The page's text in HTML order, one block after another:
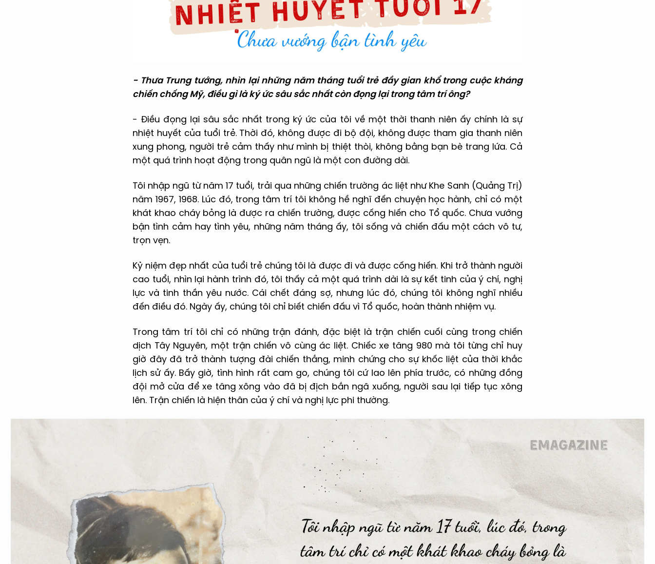
- Thưa Trungtướng, nhìn lại những năm tháng tuổi trẻ đầy gian khổ trong cuộc kháng
chiến chống Mỹ, điều gì là ký ức sâu sắc nhất còn đọng lại trong tâm trí ông?
- Điều đọng lại sâu sắc nhất trong ký ức của tôi về một thời thanh niên ấy chính là sự
nhiệt huyết của tuổi trẻ. Thời đó, không được đi bộ đội, không được tham gia thanh niên
xung phong, người trẻ cảm thấy như mình bị thiệt thòi, không bằng bạn bè trang lứa. Cả
một quá trình hoạt động trong quân ngũ là một con đường dài.
Tôi nhập ngũ từ năm 17 tuổi, trải qua những chiến trường ác liệt như Khe Sanh (Quảng Trị)
năm 1967, 1968. Lúc đó, trong tâm trí tôi không hề nghĩ đến chuyện học hành, chỉ có một
khát khao cháy bỏng là được ra chiến trường, được cống hiến cho Tổ quốc. Chưa vướng
bận tình cảm hay tình yêu, những năm tháng ấy, tôi sống và chiến đấu một cách vô tư,
trọn vẹn.
Kỷ niệm đẹp nhất của tuổi trẻ chúng tôi là được đi và được cống hiến. Khi trở thành người
cao tuổi, nhìn lại hành trình đó, tôi thấy cả một quá trình dài là sự kết tinh của ý chí, nghị
lực và tinh thần yêu nước. Cái chết đáng sợ, nhưng lúc đó, chúng tôi không nghĩ nhiều
đến điều đó. Ngày ấy, chúng tôi chỉ biết chiến đấu vì Tổ quốc, hoàn thành nhiệm vụ.
Trong tâm trí tôi chỉ có những trận đánh, đặc biệt là trận chiến cuối cùng trong chiến
dịch Tây Nguyên, một trận chiến vô cùng ác liệt. Chiếc xe tăng 980 mà tôi từng chỉ huy
giờ đây đã trở thành tượng đài chiến thắng, minh chứng cho sự khốc liệt của thời khắc
lịch sử ấy. Bấy giờ, tình hình rất cam go, chúng tôi cứ lao lên phía trước, có những đồng
đội mở cửa để xe tăng xông vào đã bị địch bắn ngã xuống, người sau lại tiếp tục xông
lên. Trận chiến là hiện thân của ý chí và nghị lực phi thường.